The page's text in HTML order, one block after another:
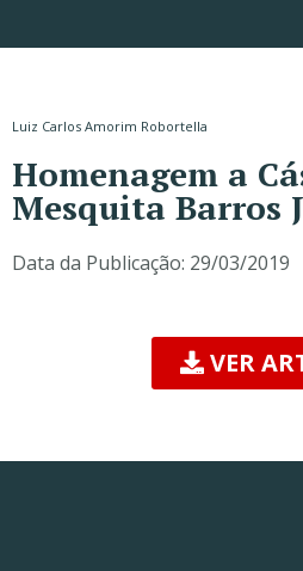
Luiz Carlos Amorim Robortella
Homenagem a
Mesquita Barros
Data da Publicação: 29/03/2019
VER